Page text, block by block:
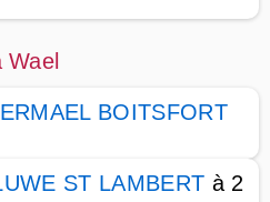
BOITSFORT
ST LAMBERT à 2